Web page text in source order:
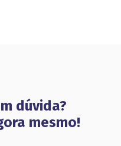
dúvida?
mesmo!